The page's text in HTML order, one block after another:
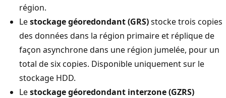
région.
Lestockage géoredondant (GRS)stocke trois copies
des données dans la région primaire et réplique de
façon asynchrone dans une région jumelée, pour un
total de six copies. Disponible uniquement sur le
stockage HDD.
Lestockage géoredondant interzone (GZRS)